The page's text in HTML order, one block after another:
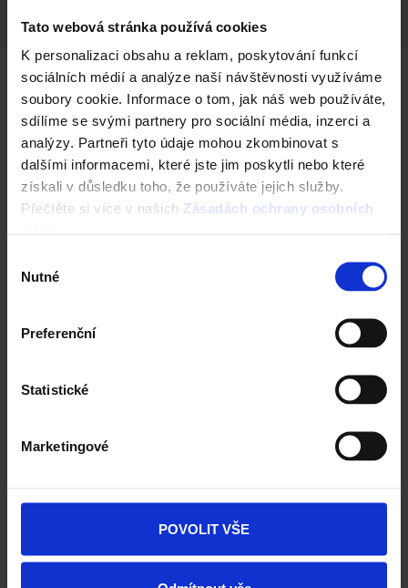
Tato webová stránka používá cookies
K personalizaci obsahu a reklam, poskytování funkcí
sociálních médií a analýze naší návštěvnosti využíváme
soubory cookie. Informace o tom, jak náš web používáte,
sdílíme se svými partnery pro sociální média, inzerci a
analýzy. Partneři tyto údaje mohou zkombinovat s
dalšími informacemi, které jste jim poskytli nebo které
získali v důsledku toho, že používáte jejich služby.
Přečtěte si více v našich Zásadách ochrany osobních
souhlasu
Nutné
Preferenční
Statistické
Marketingové
POVOLIT VŠE
Další barevné varianty
Citytop Grande kombi - hnědý mix
Next